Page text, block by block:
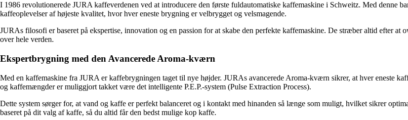
I 1986 revolutionerede JURA kaffeverdenen ved at introducere den første fuldautomatiske kaffemaskine i Schweitz. Med denne
kaffeoplevelser af højeste kvalitet, hvor hver eneste brygning er velbrygget og velsmagende.
JURAs filosofi er baseret på ekspertise, innovation og en passion for at skabe den perfekte kaffemaskine. De stræber altid efter
over hele verden.
Ekspertbrygning med den Avancerede Aroma-kværn
Med en kaffemaskine fra JURA er kaffebrygningen taget til nye højder. JURAs avancerede Aroma-kværn sikrer, at hver eneste
og kaffemængder er muliggjort takket være det intelligente P.E.P.-system (Pulse Extraction Process).
Dette system sørger for, at vand og kaffe er perfekt balanceret og i kontakt med hinanden så længe som muligt, hvilket sikrer
baseret på dit valg af kaffe, så du altid får den bedst mulige kop kaffe.